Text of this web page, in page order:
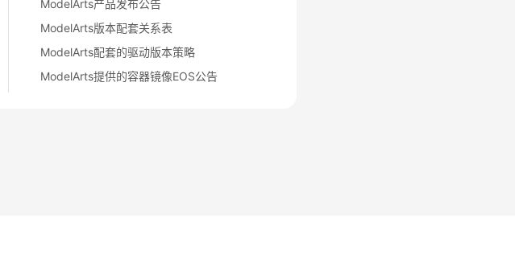
ModelArts产品发布公告
ModelArts版本配套关系表
ModelArts配套的驱动版本策略
ModelArts提供的容器镜像EOS公告